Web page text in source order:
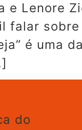
e
sobre
é uma